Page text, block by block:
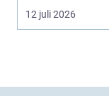
b...
12 juli 2026